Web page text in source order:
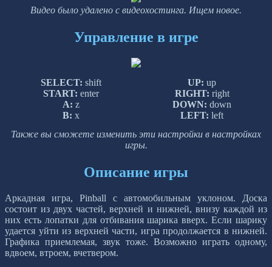
Видео было удалено с видеохостинга. Ищем новое.
Управление в игре
SELECT: shift
START: enter
A: z
B: x
UP: up
RIGHT: right
DOWN: down
LEFT: left
Также вы сможете изменить эти настройки в настройках
игры.
Описание игры
Аркадная игра, Pinball с автомобильным уклоном. Доска
состоит из двух частей, верхней и нижней, внизу каждой из
них есть лопатки для отбивания шарика вверх. Если шарику
удается уйти из верхней части, игра продолжается в нижней.
Графика приемлемая, звук тоже. Возможно играть одному,
вдвоем, втроем, вчетвером.